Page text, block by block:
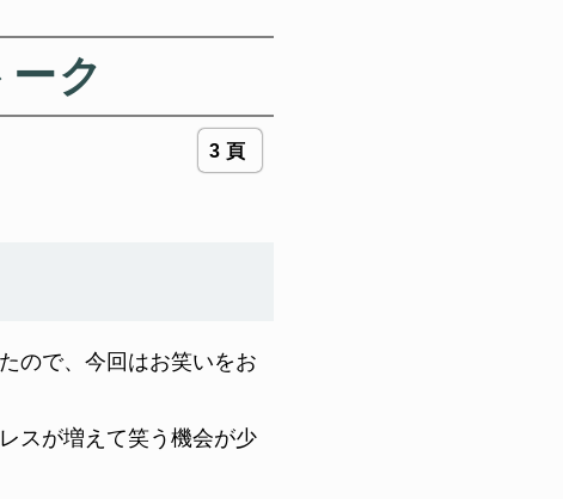
ク
3頁
ので、今回はお笑いをお
スが増えて笑う機会が少